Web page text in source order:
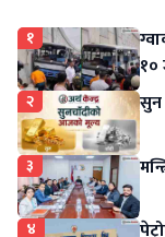
१
१०
२ सुन
३
४